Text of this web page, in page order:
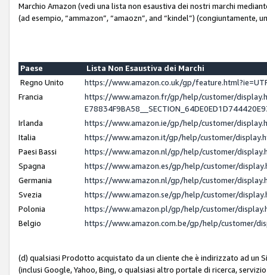
Marchio Amazon (vedi una lista non esaustiva dei nostri marchi
(ad esempio, “ammazon”, “amaozn”, and “kindel”) (congiuntamente,
Paese
Lista Non Esaustiva dei Marchi
Regno Unito
https://www.amazon.co.uk/gp/
Francia
https://www.amazon.fr/gp/help/customer/
Irlanda
https://www.amazon.ie/gp/help/customer/
Italia
https://www.amazon.it/gp/help/customer/
Paesi Bassi
https://www.amazon.nl/gp/help/customer/
Spagna
https://www.amazon.es/gp/help/customer/
Germania
https://www.amazon.nl/gp/help/customer/
Svezia
https://www.amazon.se/gp/help/customer/
Polonia
https://www.amazon.pl/gp/help/customer/
Belgio
https://www.amazon.com.be/gp/help/customer/
(d) qualsiasi Prodotto acquistato da un cliente che è indirizzato ad un
(inclusi Google, Yahoo, Bing, o qualsiasi altro portale di ricerca,